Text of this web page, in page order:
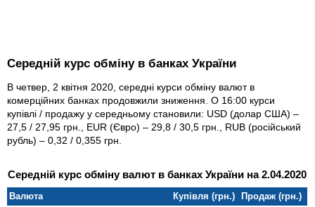
Середній курс обміну в банках України
В четвер, 2 квітня 2020, середні курси обміну валют в
комерційних банках продовжили зниження. О 16:00 курси
купівлі / продажу у середньому становили: USD (долар США) –
27,5 / 27,95 грн., EUR (Євро) – 29,8 / 30,5 грн., RUB (російський
рубль) – 0,32 / 0,355 грн.
Середній курс обміну валют в банках України на 2.04.2020
Валюта Купівля (грн.)
Продаж (грн.)